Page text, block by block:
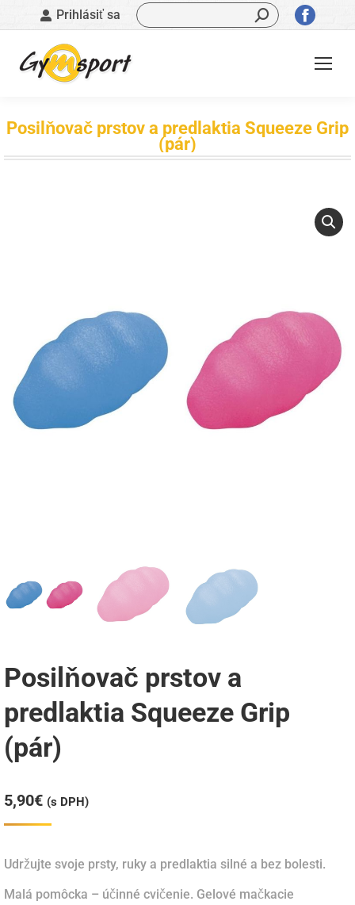
Prihlásiť sa Vyhľadávanie:
sa
otvorí
Posilňovač prstov a predlaktia Squeeze Grip
(pár)
Posilňovač prstov a
predlaktia Squeeze Grip
(pár)
5,90€ (s DPH)
Udržujte svoje prsty, ruky a predlaktia silné a bez bolesti.
Malá pomôcka – účinné cvičenie. Gelové mačkacie